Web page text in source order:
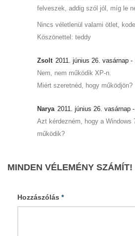
felveszek, addig szól jól, míg le
Nincs véletlenül valami ötlet,
Köszönettel: teddy
Zsolt 2011. június 26. vasárnap -
Nem, nem működik XP-n.
Miért szeretnéd, hogy működjön?
Narya 2011. június 26. vasárnap
Azt kérdezném, hogy a Windows
működik?
MINDEN VÉLEMÉNY SZÁMÍT!
Hozzászólás *